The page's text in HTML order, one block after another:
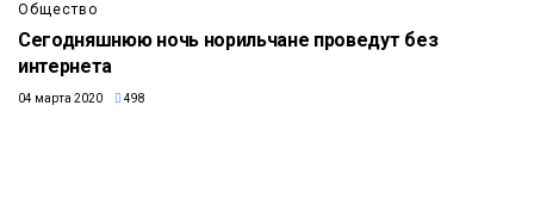
Общество
Сегодняшнюю ночь норильчане проведут без
интернета
04 марта 2020 498